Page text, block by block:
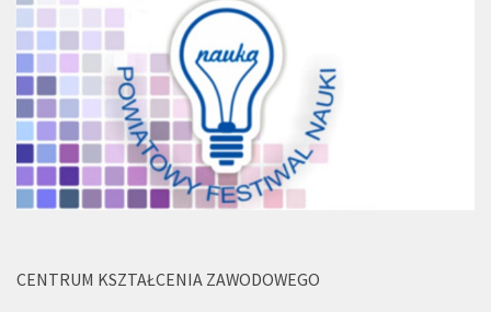
CENTRUM KSZTAŁCENIA ZAWODOWEGO